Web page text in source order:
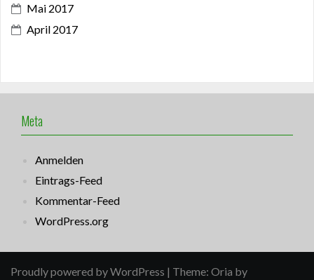
Mai 2017
April 2017
Meta
Anmelden
Eintrags-Feed
Kommentar-Feed
WordPress.org
Proudly powered by WordPress | Theme: Oria by